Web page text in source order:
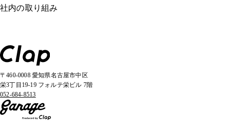
〒460-0008 愛知県名古屋市中区
栄3丁目19-19 フォルテ栄ビル 7階
052-684-8513
社内の取り組み